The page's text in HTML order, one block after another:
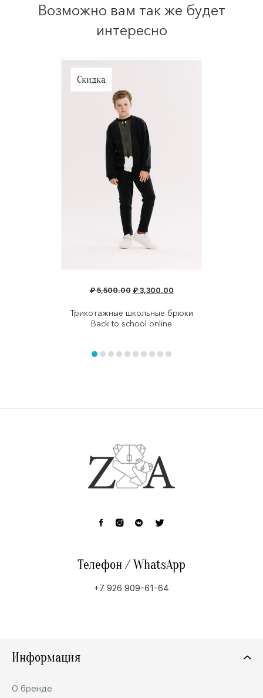
Возможно вам так же будет
интересно
Скидка
Трикотажные школьные брюки
Back to school online
₽5,500.00 ₽3,300.00
itemitemitemitemitemitemitemitemitemitem
Телефон / WhatsApp
+7 926 909-61-64
Информация
О бренде